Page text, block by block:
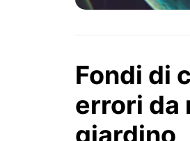
Fondi di
errori da
giardino